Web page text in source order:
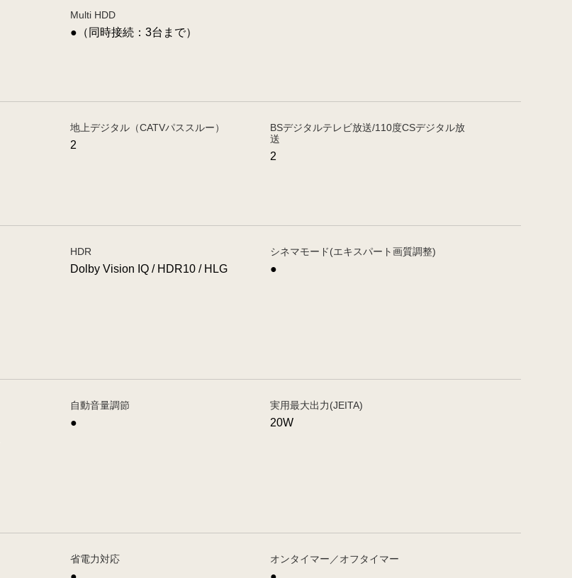
Multi HDD
●（同時接続：3台まで）
地上デジタル（CATVパススルー）
2
BSデジタルテレビ放送/110度CSデジタル放
送
2
HDR
Dolby Vision IQ / HDR10 / HLG
シネマモード(エキスパート画質調整)
●
自動音量調節
●
実用最大出力(JEITA)
20W
省電力対応 オンタイマー／オフタイマー